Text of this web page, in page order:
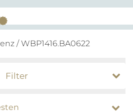
/ WBP1416.BA0622
Filter